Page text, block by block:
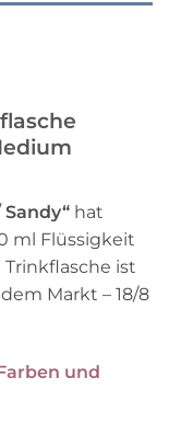
hat
ml Flüssigkeit
ist
Markt – 18/8
und